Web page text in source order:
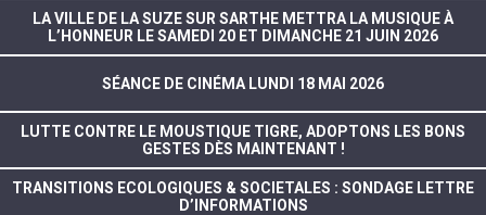
LA VILLE DE LA SUZE SUR SARTHE METTRA LA MUSIQUE À
L’HONNEUR LE SAMEDI 20 ET DIMANCHE 21 JUIN 2026
SÉANCE DE CINÉMA LUNDI 18 MAI 2026
LUTTE CONTRE LE MOUSTIQUE TIGRE, ADOPTONS LES BONS
GESTES DÈS MAINTENANT !
TRANSITIONS ECOLOGIQUES & SOCIETALES : SONDAGE LETTRE
D’INFORMATIONS